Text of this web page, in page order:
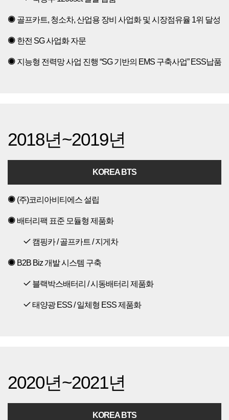
골프카트, 청소차, 산업용 장비 사업화 및 시장점유율 1위 달성
한전 SG 사업화 자문
지능형 전력망 사업 진행 “SG 기반의 EMS 구축사업” ESS납품
2018년~2019년
KOREA BTS
(주)코리아비티에스 설립
배터리팩 표준 모듈형 제품화
캠핑카 / 골프카트 / 지게차
B2B Biz 개발 시스템 구축
블랙박스배터리 / 시동배터리 제품화
태양광 ESS / 일체형 ESS 제품화
2020년~2021년
KOREA BTS